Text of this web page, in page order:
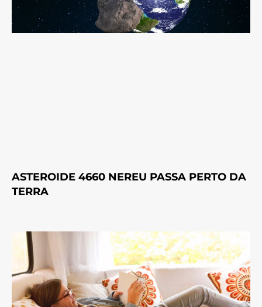
ASTEROIDE 4660 NEREU PASSA PERTO DA
TERRA